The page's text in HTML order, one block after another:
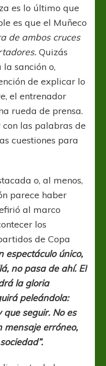
es lo último que
es que el Muñeco
de ambos cruces
Quizás
la sanción o,
de explicar lo
el entrenador
rueda de prensa.
las palabras de
cuestiones para
o, al menos,
parece haber
al marco
los
de Copa
espectáculo único,
no pasa de ahí. El
la gloria
peleándola:
seguir. No es
mensaje erróneo,